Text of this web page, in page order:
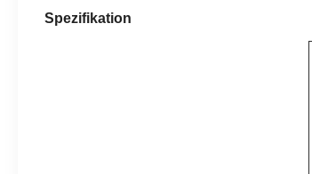
Spezifikation